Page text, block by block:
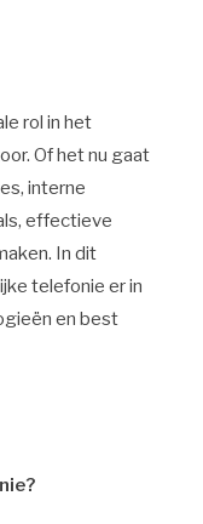
rol in het
Of het nu gaat
interne
effectieve
In dit
telefonie er in
en best